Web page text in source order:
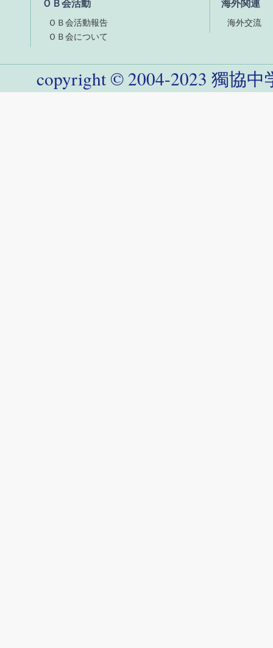
ＯＢ会活動
ＯＢ会活動報告
ＯＢ会について
海外関連
海外交流
copyright © 2004-2023 獨協中